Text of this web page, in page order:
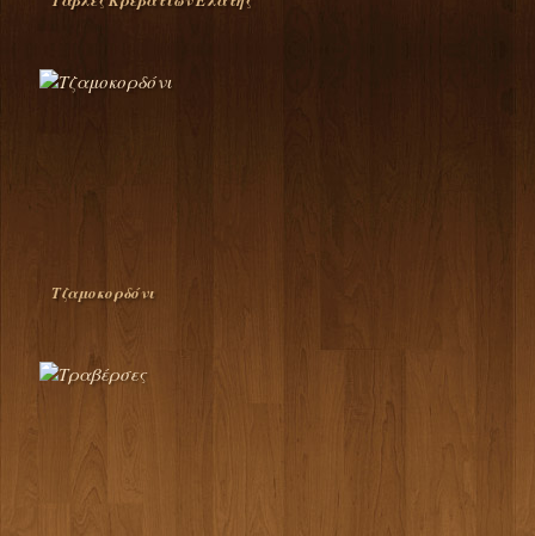
Τζαμοκορδόνι